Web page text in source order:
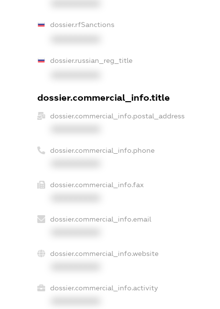
dossier.rfSanctions
dossier.russian_reg_title
dossier.commercial_info.title
dossier.commercial_info.postal_address
dossier.commercial_info.phone
dossier.commercial_info.fax
dossier.commercial_info.email
dossier.commercial_info.website
dossier.commercial_info.activity